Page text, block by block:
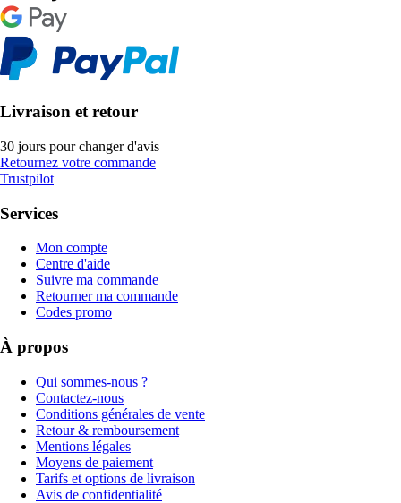
Livraison et retour
30 jours pour changer d'avis
Retournez votre commande
Trustpilot
Services
Mon compte
Centre d'aide
Suivre ma commande
Retourner ma commande
Codes promo
À propos
Qui sommes-nous ?
Contactez-nous
Conditions générales de vente
Retour & remboursement
Mentions légales
Moyens de paiement
Tarifs et options de livraison
Avis de confidentialité